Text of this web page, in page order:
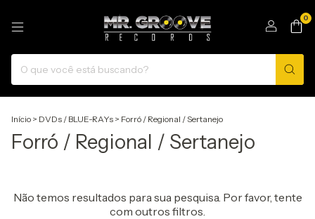
0
Início > DVDs / BLUE-RAYs > Forró / Regional / Sertanejo
Forró / Regional / Sertanejo
Não temos resultados para sua pesquisa. Por favor, tente
com outros filtros.